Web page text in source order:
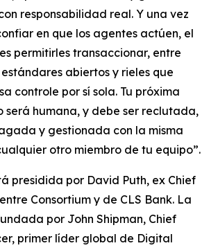
responsabilidad real. Y una vez
en que los agentes actúen, el
permitirles transaccionar, entre
abiertos y rieles que
controle por sí sola. Tu próxima
será humana, y debe ser reclutada,
y gestionada con la misma
otro miembro de tu equipo”.
presidida por David Puth, ex Chief
Consortium y de CLS Bank. La
por John Shipman, Chief
primer líder global de Digital